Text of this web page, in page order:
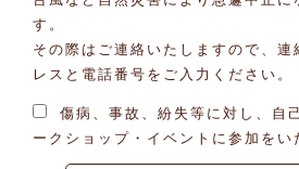
す。
その際はご連絡いたしますので、連
レスと電話番号をご入力ください。
傷病、事故、紛失等に対し、自
ークショップ・イベントに参加をい